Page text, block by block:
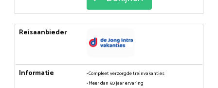
Reisaanbieder
Informatie
• Compleet verzorgde treinvakanties
• Meer dan 50 jaar ervaring